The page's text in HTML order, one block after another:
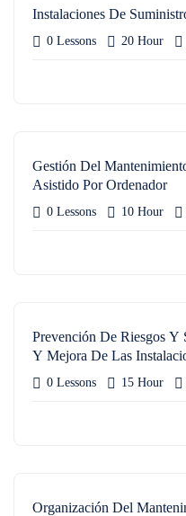
Instalaciones De
0 Lessons 20 Hour
Gestión Del
Asistido Por Ordenador
0 Lessons 10 Hour
Prevención De Riesgos Y
Y Mejora De Las
0 Lessons 15 Hour
Organización Del